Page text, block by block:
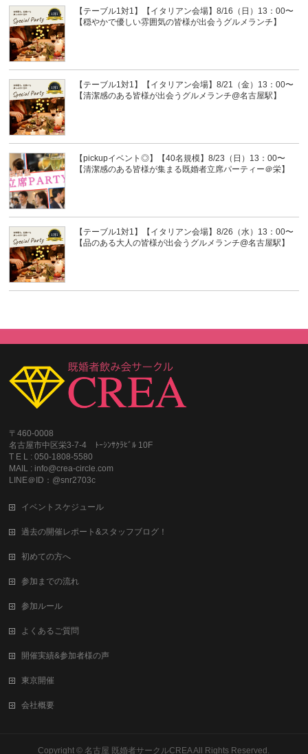
【テーブル1対1】【イタリアン会場】8/16（日）13：00〜
【穏やかで優しい雰囲気の皆様が出会うグルメランチ】
【テーブル1対1】【イタリアン会場】8/21（金）13：00〜
【清潔感のある皆様が出会うグルメランチ@名古屋駅】
【pickupイベント◎】【40名規模】8/23（日）13：00〜
【清潔感のある皆様が集まる既婚者立席パーティー＠栄】
【テーブル1対1】【イタリアン会場】8/26（水）13：00〜
【品のある大人の皆様が出会うグルメランチ@名古屋駅】
〒460-0008
名古屋市中区栄3-7-4 ﾄｰｼﾝｻｸﾗﾋﾞﾙ 10F
T E L : 050-1808-5580
MAIL : info@crea-circle.com
LINE＠ID：@snr2703c
イベントスケジュール
過去の開催レポート&スタッフブログ！
初めての方へ
参加までの流れ
参加ルール
よくあるご質問
開催実績&参加者様の声
東京開催
会社概要
Copyright ©名古屋 既婚者サークルCREAAll Rights Reserved.